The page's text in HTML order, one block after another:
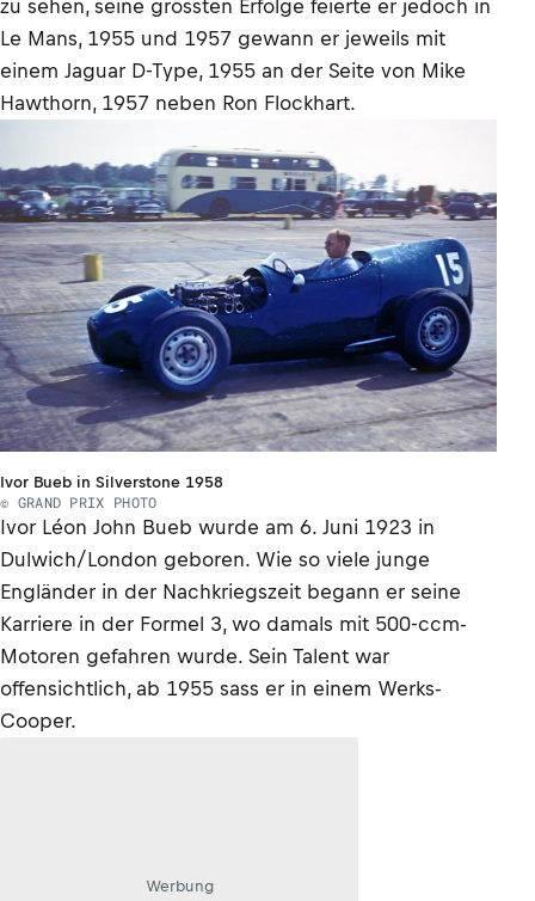
zu sehen, seine grössten Erfolge feierte er jedoch in
Le Mans, 1955 und 1957 gewann er jeweils mit
einem Jaguar D-Type, 1955 an der Seite von Mike
Hawthorn, 1957 neben Ron Flockhart.
Ivor Bueb in Silverstone 1958
© GRAND PRIX PHOTO
Ivor Léon John Bueb wurde am 6. Juni 1923 in
Dulwich/London geboren. Wie so viele junge
Engländer in der Nachkriegszeit begann er seine
Karriere in der Formel 3, wo damals mit 500-ccm-
Motoren gefahren wurde. Sein Talent war
offensichtlich, ab 1955 sass er in einem Werks-
Cooper.
Werbung